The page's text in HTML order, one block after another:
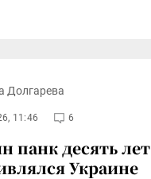
Долгарева
11:46 6
панк десять лет
Украине